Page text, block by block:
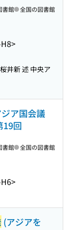
書館 全国の図書館
井新 述 中央ア
ア国会議
19回
書館 全国の図書館
(アジアを